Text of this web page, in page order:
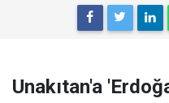
Unakıtan'a